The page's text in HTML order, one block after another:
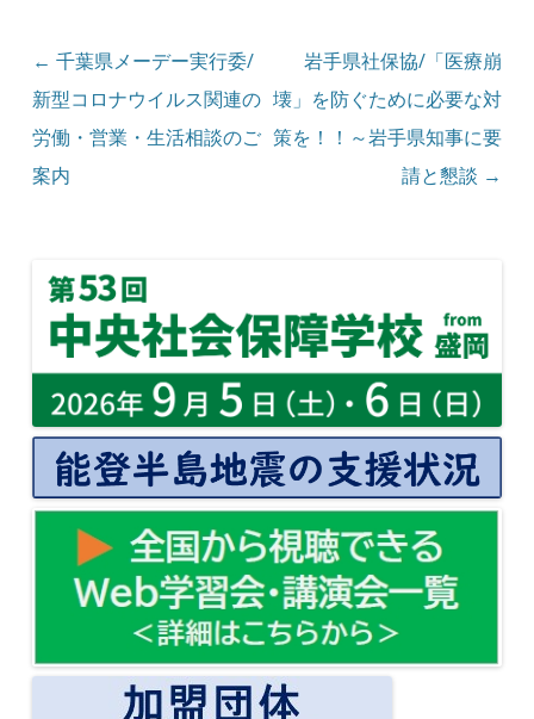
投稿ナビゲーション
← 千葉県メーデー実行委/
新型コロナウイルス関連の
労働・営業・生活相談のご
案内
岩手県社保協/「医療崩
壊」を防ぐために必要な対
策を！！～岩手県知事に要
請と懇談 →